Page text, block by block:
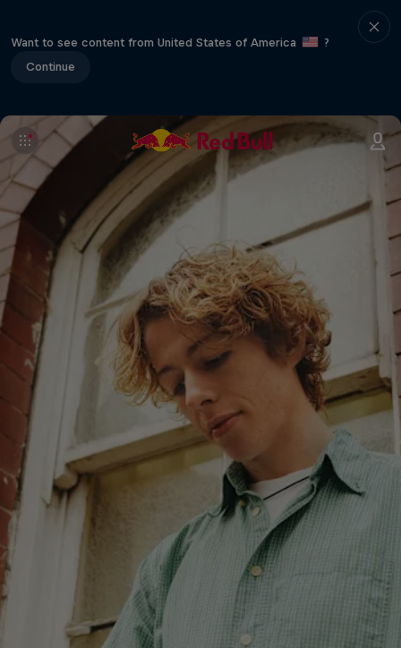
Want to see content from United States of America
?
Continue